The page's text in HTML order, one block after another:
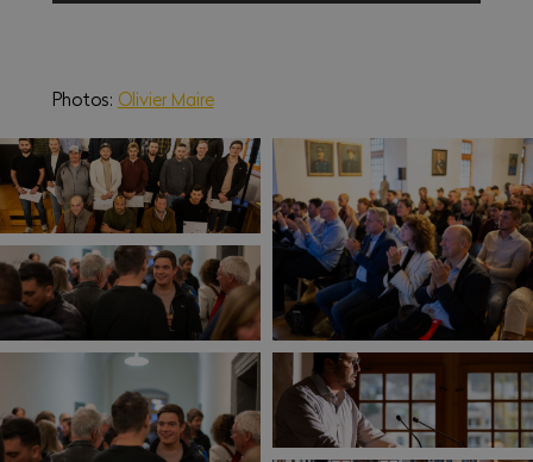
Andrea Sala, Maçons CFC
Cedric Schaller, Maçons CFC
Aaron Steiner, Maçons CFC
Christophe Gougat, Constructeur de
route CFC
Antoine Dierckx, Maçons CFC selon Art.32
Fabrizio Pagano, Maçons CFC selon Art.32
Christopher Savioz, Maçons CFC selon
Art.32
Stéphane Gillioz, Chef d’équipe
construction avec brevet fédéral
Yannik Grand, Chef d’équipe construction
avec brevet fédéral
Photos: Olivier Maire